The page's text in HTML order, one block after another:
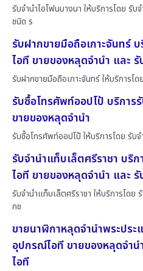
รับจำนำไอโฟนบางนา ให้บริการโดย รั
ชนิด ร
รับฝากขายมือถือเกาะจันทร์
ไอที ขายของหลุดจำนำ และ
รับฝากขายมือถือเกาะจันทร์ ให้บริการโ
รับซื้อโทรศัพท์ออปโป้ บริกา
ขายของหลุดจำนำ
รับซื้อโทรศัพท์ออปโป้ ให้บริการโดย รับ
รับจำนำแท็บเล็ตศรีราชา บริ
ไอที ขายของหลุดจำนำ และ
รับจำนำแท็บเล็ตศรีราชา ให้บริการโดย
กช
ขายนาฬิกาหลุดจำนำพระประ
อุปกรณ์ไอที ขายของหลุดจำ
ไอที